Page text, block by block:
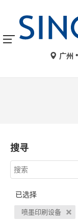
广州
搜寻
已选择
喷墨印刷设备